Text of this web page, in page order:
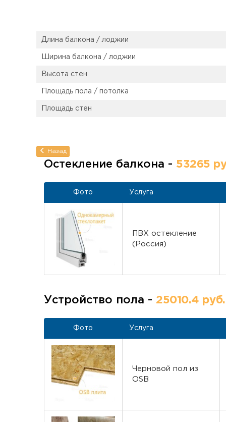
Назад
Длина балкона / лоджии
Ширина балкона / лоджии
Высота стен
Площадь пола / потолка
Площадь стен
Остекление балкона - 53265
Фото Услуга
ПВХ остекление
(Россия)
Устройство пола - 25010.4 руб.
Фото Услуга
Черновой пол из
OSB